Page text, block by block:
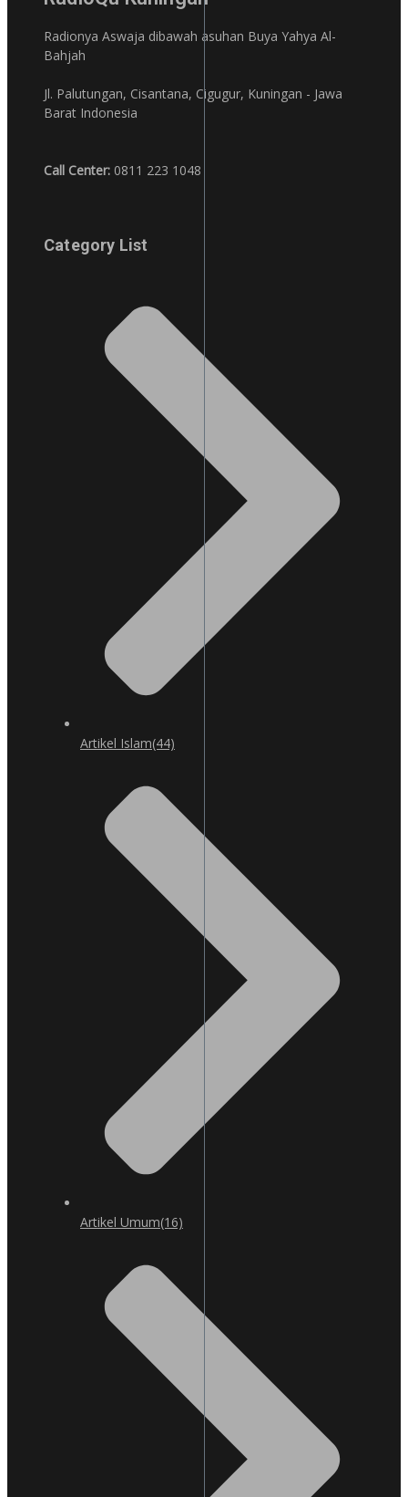
Radionya Aswaja dibawah asuhan Buya Yahya Al-
Bahjah
Jl. Palutungan, Cisantana, Cigugur, Kuningan - Jawa
Barat Indonesia
Call Center: 0811 223 1048
Category List
Artikel Islam(44)
Artikel Umum(16)